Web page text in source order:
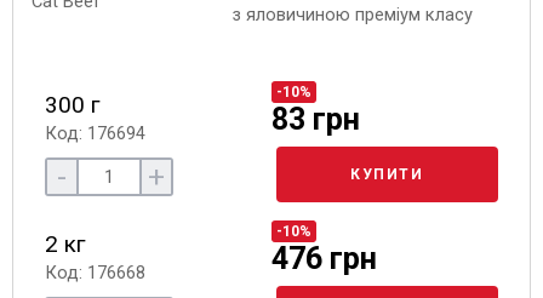
з яловичиною преміум класу
300 г
Код: 176694
-10%
83 грн
- + КУПИТИ
2 кг
Код: 176668
-10%
476 грн